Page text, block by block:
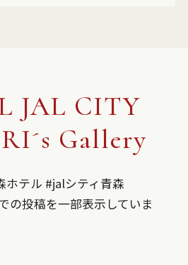
JAL CITY
Gallery
ホテル #jalシティ青森
投稿を一部表示していま